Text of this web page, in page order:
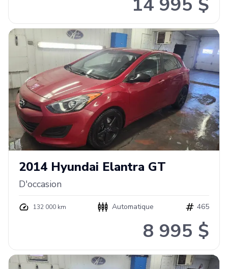
2014 Hyundai Elantra GT
D'occasion
132 000 km Automatique 465
8 995 $